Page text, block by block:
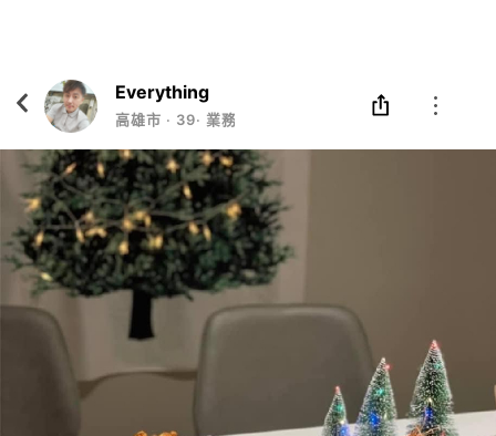
Everything
高雄市 ‧ 39‧ 業務